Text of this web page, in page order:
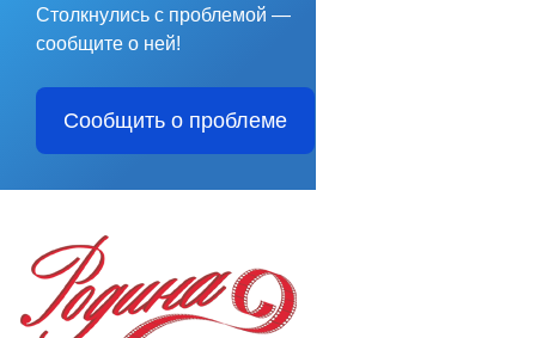
Столкнулись с проблемой —
сообщите о ней!
Сообщить о проблеме